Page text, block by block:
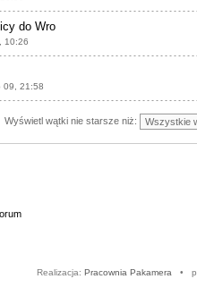
do Wro
10:26
09, 21:58
Wyświetl wątki nie starsze niż:
Realizacja: Pracownia Pakamera •